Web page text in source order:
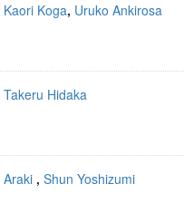
Kaori Koga, Uruko Ankirosa
Takeru Hidaka
Araki , Shun Yoshizumi